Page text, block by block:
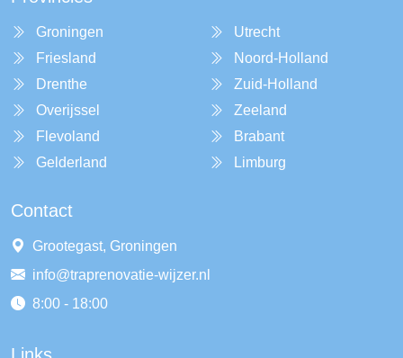
Groningen
Friesland
Drenthe
Overijssel
Flevoland
Gelderland
Utrecht
Noord-Holland
Zuid-Holland
Zeeland
Brabant
Limburg
Contact
Grootegast, Groningen
info@traprenovatie-wijzer.nl
8:00 - 18:00